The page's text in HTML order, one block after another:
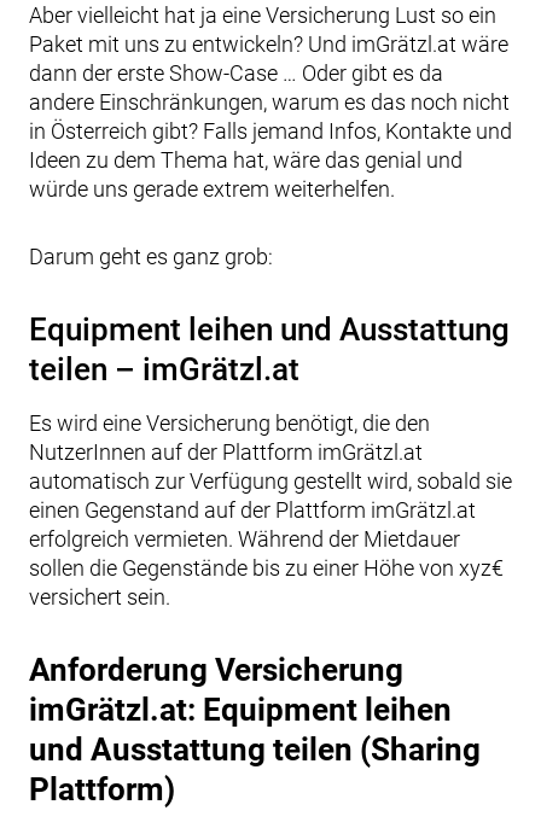
Aber vielleicht hat ja eine Versicherung Lust so ein
Paket mit uns zu entwickeln? Und imGrätzl.at wäre
dann der erste Show-Case … Oder gibt es da
andere Einschränkungen, warum es das noch nicht
in Österreich gibt? Falls jemand Infos, Kontakte und
Ideen zu dem Thema hat, wäre das genial und
würde uns gerade extrem weiterhelfen.
Darum geht es ganz grob:
Equipment leihen und Ausstattung
teilen – imGrätzl.at
Es wird eine Versicherung benötigt, die den
NutzerInnen auf der Plattform imGrätzl.at
automatisch zur Verfügung gestellt wird, sobald sie
einen Gegenstand auf der Plattform imGrätzl.at
erfolgreich vermieten. Während der Mietdauer
sollen die Gegenstände bis zu einer Höhe von xyz€
versichert sein.
Anforderung Versicherung
imGrätzl.at: Equipment leihen
und Ausstattung teilen (Sharing
Plattform)